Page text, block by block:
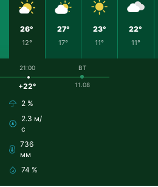
26°
12°
27°
17°
23°
11°
22°
11°
21:00
+22°
2 %
2.3 м/
с
736
мм
74 %
ВТ
11.08